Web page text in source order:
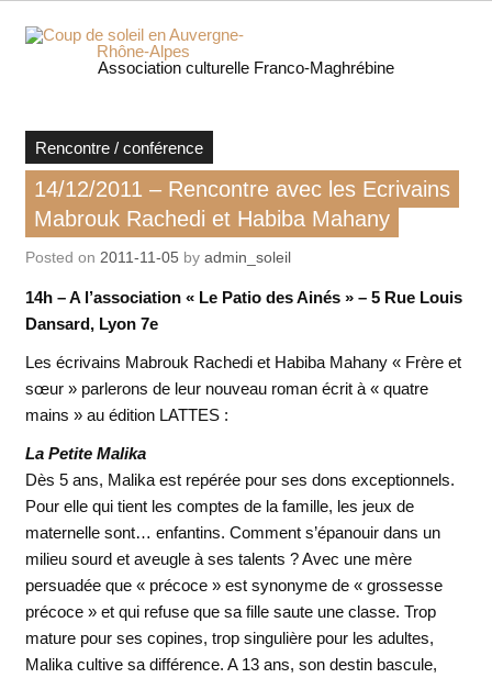
Skip
content
Coup
Association culturelle Franco-Maghrébine
Rencontre / conférence
14/12/2011 – Rencontre avec les Ecrivains
Mabrouk Rachedi et Habiba Mahany
Posted on 2011-11-05 by admin_soleil
14h – A l’association « Le Patio des Ainés » – 5 Rue Louis
Dansard, Lyon 7e
Les écrivains Mabrouk Rachedi et Habiba Mahany « Frère et
sœur » parlerons de leur nouveau roman écrit à « quatre
mains » au édition LATTES :
La Petite Malika
Dès 5 ans, Malika est repérée pour ses dons exceptionnels.
Pour elle qui tient les comptes de la famille, les jeux de
maternelle sont… enfantins. Comment s’épanouir dans un
milieu sourd et aveugle à ses talents ? Avec une mère
persuadée que « précoce » est synonyme de « grossesse
précoce » et qui refuse que sa fille saute une classe. Trop
mature pour ses copines, trop singulière pour les adultes,
Malika cultive sa différence. A 13 ans, son destin bascule,